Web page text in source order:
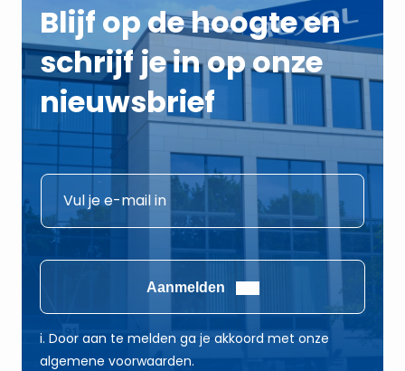
Blijf op de hoogte en
schrijf je in op onze
nieuwsbrief
*
-
i
l
E
E
m
a
l
*
Aanmelden
i. Door aan te melden ga je akkoord met onze
algemene voorwaarden.